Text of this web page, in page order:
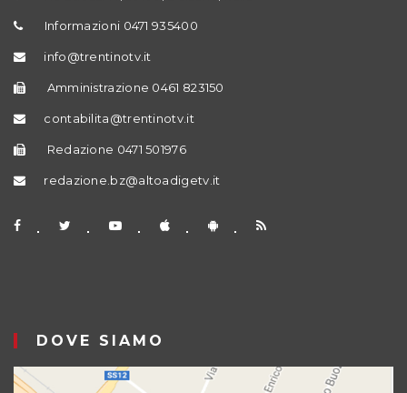
Informazioni 0471 935400
info@trentinotv.it
Amministrazione 0461 823150
contabilita@trentinotv.it
Redazione 0471 501976
redazione.bz@altoadigetv.it
DOVE SIAMO